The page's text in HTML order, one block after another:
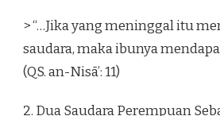
> “…Jika yang meninggal itu
saudara, maka ibunya
(QS. an-Nisā’: 11)
2. Dua Saudara Perempuan